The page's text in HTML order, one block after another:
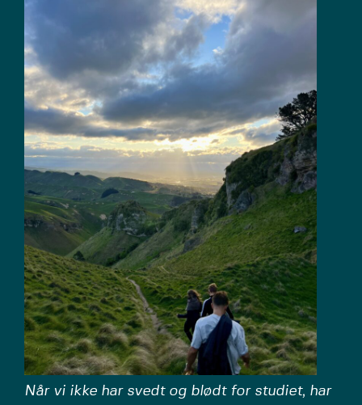
Når vi ikke har svedt og blødt for studiet, har